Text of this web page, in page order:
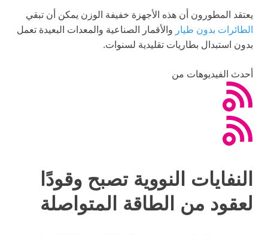
يعتقد المطورون أن هذه الأجهزة خفيفة الوزن يمكن أن تبقي
الطائرات بدون طيار والأقمار الصناعية والمعدات البعيدة تعمل
بدون استبدال بطاريات تقليدية لسنوات.
أحدث الفيديوهات من
النفايات النووية تصبح وقودًا
لعقود من الطاقة المتواصلة